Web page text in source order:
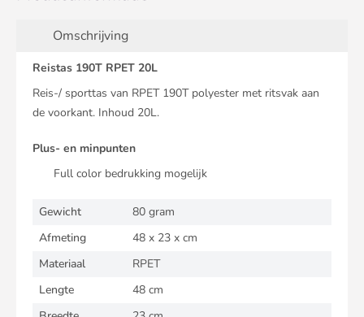
Omschrijving
Reistas 190T RPET 20L
Reis-/ sporttas van RPET 190T polyester met ritsvak aan
de voorkant. Inhoud 20L.
Plus- en minpunten
Full color bedrukking mogelijk
Gewicht
80 gram
Afmeting
48 x 23 x cm
Materiaal
RPET
Lengte
48 cm